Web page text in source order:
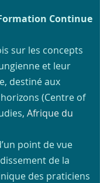
Continue
sur les concepts
et leur
destiné aux
(Centre of
, Afrique du
point de vue
de la
des praticiens